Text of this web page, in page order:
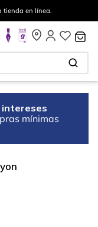
tienda en línea.
intereses
mínimas